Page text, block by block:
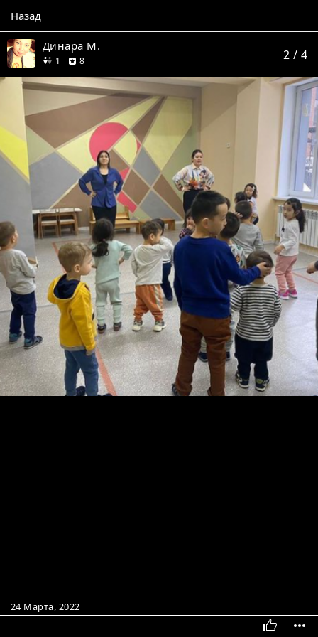
Назад
Динара М.
1 друг 8отзывов 2 / 4
24 Марта, 2022